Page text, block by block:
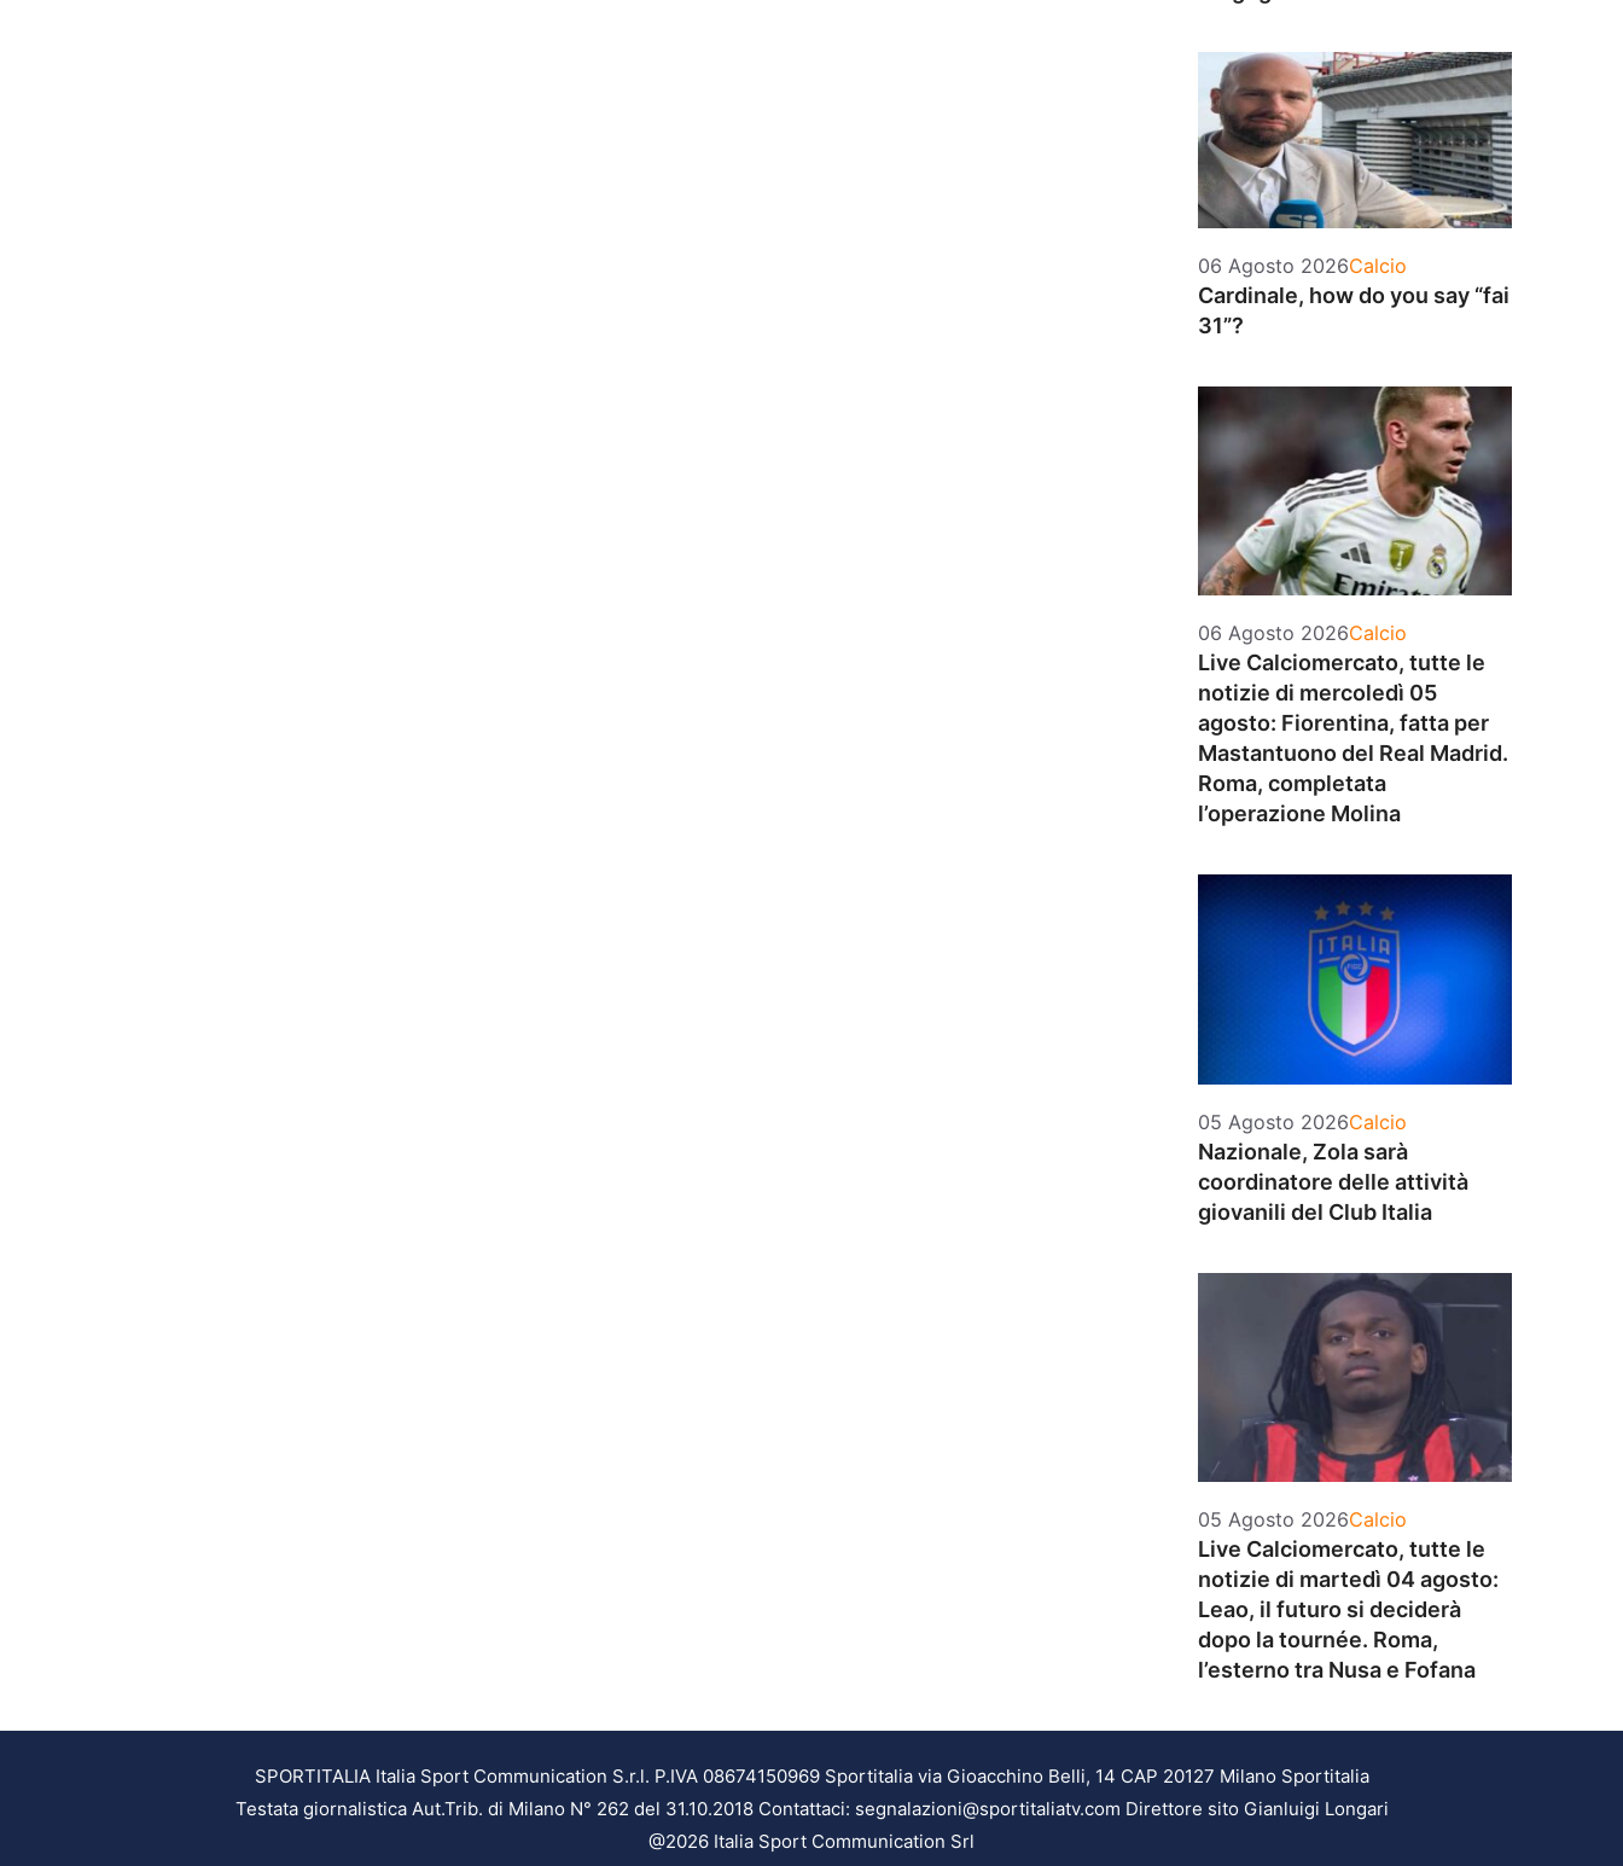
06 Agosto 2026Categorie
Calcio
Cardinale, how do you say “fai
31”?
06 Agosto 2026Categorie
Calcio
Live Calciomercato, tutte le
notizie di mercoledì 05
agosto: Fiorentina, fatta per
Mastantuono del Real Madrid.
Roma, completata
l’operazione Molina
05 Agosto 2026Categorie
Calcio
Nazionale, Zola sarà
coordinatore delle attività
giovanili del Club Italia
05 Agosto 2026Categorie
Calcio
Live Calciomercato, tutte le
notizie di martedì 04 agosto:
Leao, il futuro si deciderà
dopo la tournée. Roma,
l’esterno tra Nusa e Fofana
SPORTITALIA Italia Sport Communication S.r.l. P.IVA 08674150969 Sportitalia via Gioacchino Belli, 14 CAP 20127 Milano Sportitalia
Testata giornalistica Aut.Trib. di Milano N° 262 del 31.10.2018 Contattaci: segnalazioni@sportitaliatv.com Direttore sito Gianluigi Longari
@2026 Italia Sport Communication Srl